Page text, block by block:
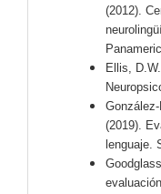
(2012).
Ellis,
(2019).
lenguaje.